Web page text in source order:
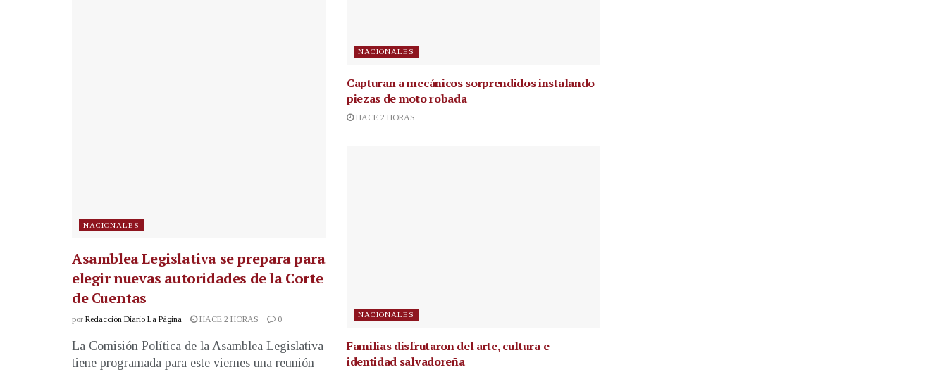
NACIONALES
Asamblea Legislativa se prepara para
elegir nuevas autoridades de la Corte
de Cuentas
por Redacción Diario La Página HACE 2 HORAS 0
La Comisión Política de la Asamblea Legislativa
tiene programada para este viernes una reunión
NACIONALES
Capturan a mecánicos sorprendidos instalando
piezas de moto robada
HACE 2 HORAS
NACIONALES
Familias disfrutaron del arte, cultura e
identidad salvadoreña